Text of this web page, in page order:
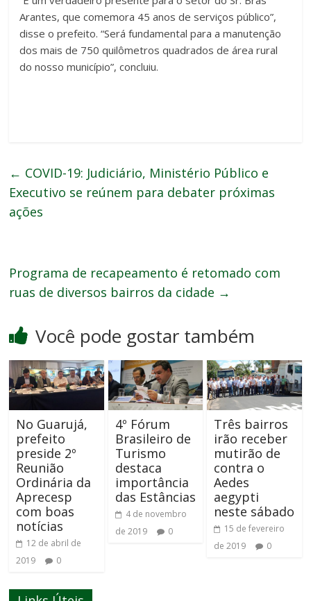
Arantes, que comemora 45 anos de serviços público”,
disse o prefeito. “Será fundamental para a manutenção
dos mais de 750 quilômetros quadrados de área rural
do nosso município”, concluiu.
← COVID-19: Judiciário, Ministério Público e
Executivo se reúnem para debater próximas
ações
Programa de recapeamento é retomado com
ruas de diversos bairros da cidade →
Você pode gostar também
No Guarujá,
prefeito
preside 2º
Reunião
Ordinária da
Aprecesp
com boas
notícias
12 de abril de
2019
0
4º Fórum
Brasileiro de
Turismo
destaca
importância
das Estâncias
4 de novembro
de 2019
0
Três bairros
irão receber
mutirão de
contra o
Aedes
aegypti
neste sábado
15 de fevereiro
de 2019
0